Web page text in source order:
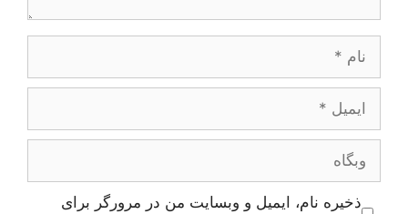
وبگاه
ذخیره نام، ایمیل و وبسایت من در مرورگر برای